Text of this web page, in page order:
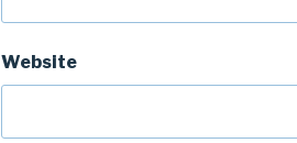
Website